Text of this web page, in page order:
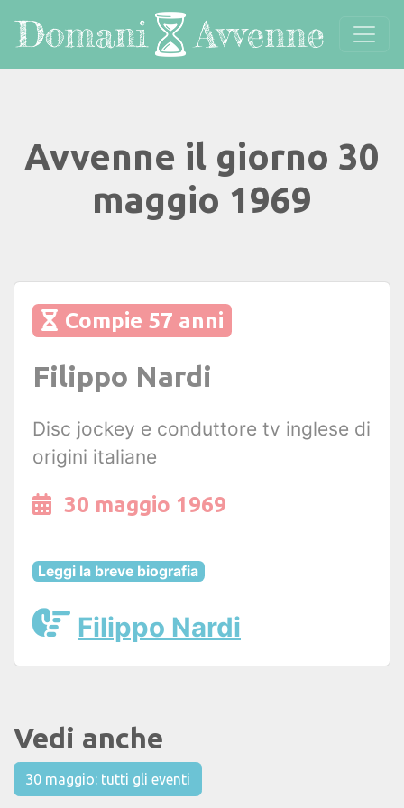
Avvenne il giorno 30
maggio 1969
Compie 57 anni
Filippo Nardi
Disc jockey e conduttore tv inglese di
origini italiane
30 maggio 1969
Leggi la breve biografia
Filippo Nardi
Vedi anche
30 maggio: tutti gli eventi